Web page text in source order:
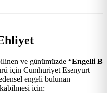
ve günümüzde “Engelli B
için Cumhuriyet Esenyurt
engeli bulunan
için: